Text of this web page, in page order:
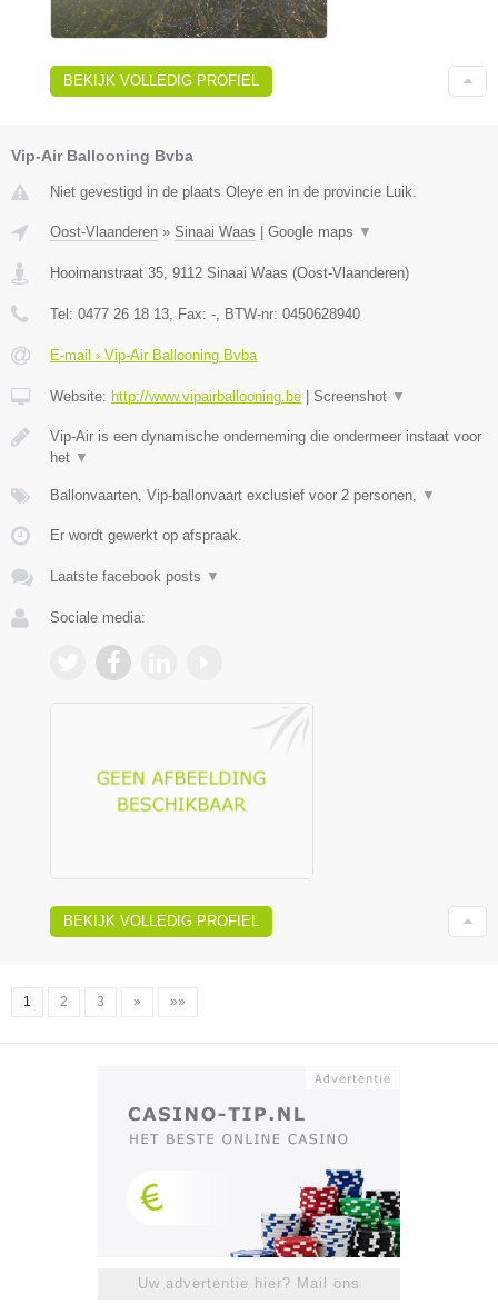
BEKIJK VOLLEDIG PROFIEL
Vip-Air Ballooning Bvba
Niet gevestigd in de plaats Oleye en in de provincie Luik.
Oost-Vlaanderen » Sinaai Waas Google maps ▼
Hooimanstraat 35, 9112 Sinaai Waas (Oost-Vlaanderen)
Tel: 0477 26 18 13, Fax: -, BTW-nr: 0450628940
E-mail › Vip-Air Ballooning Bvba
Website: http://www.vipairballooning.be Screenshot ▼
Vip-Air is een dynamische onderneming die ondermeer instaat voor
het ▼
Ballonvaarten, Vip-ballonvaart exclusief voor 2 personen, ▼
Er wordt gewerkt op afspraak.
Laatste facebook posts ▼
Sociale media:
BEKIJK VOLLEDIG PROFIEL
1 2 3 » »»
Uw advertentie hier? Mail ons